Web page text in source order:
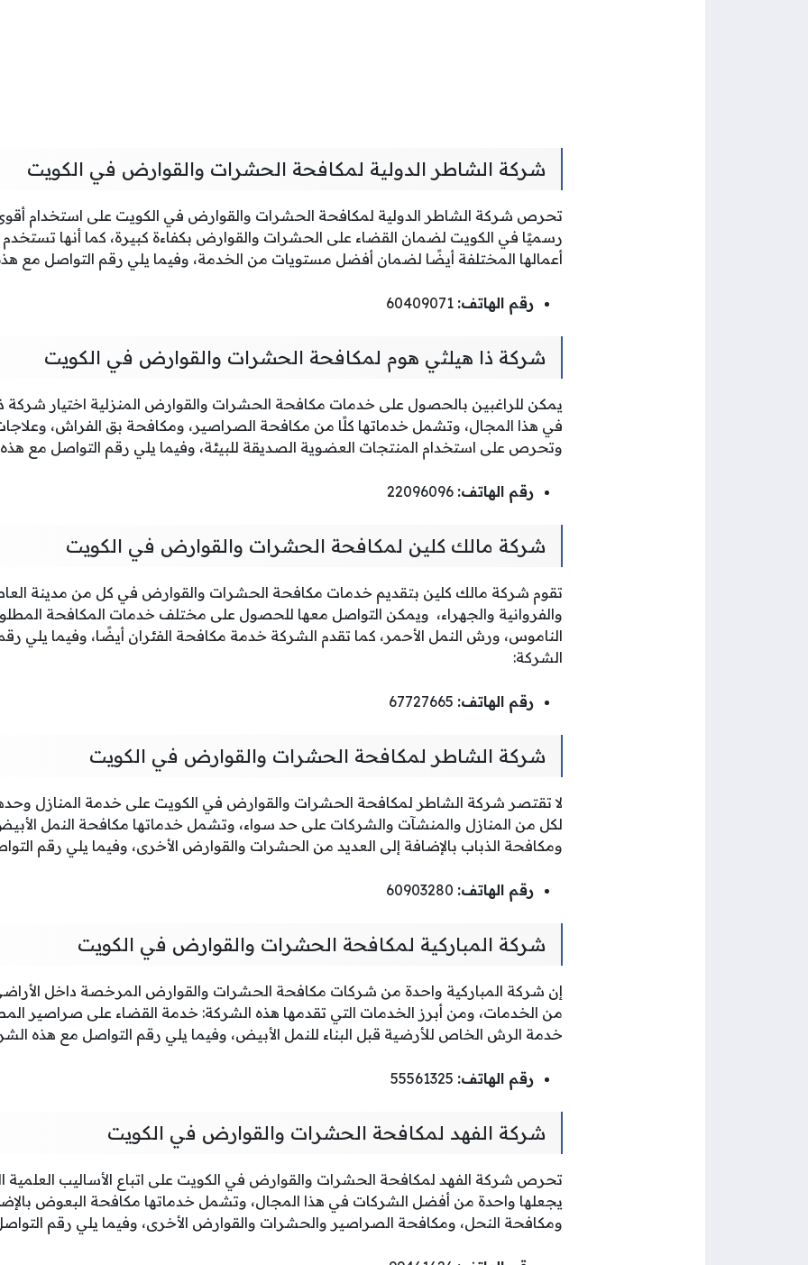
شركة الشاطر الدولية لمكافحة الحشرات والقوارض في الكويت
تحرص شركة الشاطر الدولية لمكافحة الحشرات والقوارض في الكويت على استخدام
رسميًا في الكويت لضمان القضاء على الحشرات والقوارض بكفاءة كبيرة، كما أنها
أعمالها المختلفة أيضًا لضمان أفضل مستويات من الخدمة، وفيما يلي رقم التواصل مع
رقم الهاتف:
شركة ذا هيلثي هوم لمكافحة الحشرات والقوارض في الكويت
يمكن للراغبين بالحصول على خدمات مكافحة الحشرات والقوارض المنزلية اختيار
في هذا المجال، وتشمل خدماتها كلًا من مكافحة الصراصير، ومكافحة بق الفراش،
وتحرص على استخدام المنتجات العضوية الصديقة للبيئة، وفيما يلي رقم التواصل مع
رقم الهاتف:
شركة مالك كلين لمكافحة الحشرات والقوارض في الكويت
تقوم شركة مالك كلين بتقديم خدمات مكافحة الحشرات والقوارض في كل من مدينة
والفروانية والجهراء، ويمكن التواصل معها للحصول على مختلف خدمات المكافحة
الناموس، ورش النمل الأحمر، كما تقدم الشركة خدمة مكافحة الفئران أيضًا، وفيما يلي
الشركة:
رقم الهاتف:
شركة الشاطر لمكافحة الحشرات والقوارض في الكويت
لا تقتصر شركة الشاطر لمكافحة الحشرات والقوارض في الكويت على خدمة المنازل
لكل من المنازل والمنشآت والشركات على حد سواء، وتشمل خدماتها مكافحة النمل
ومكافحة الذباب بالإضافة إلى العديد من الحشرات والقوارض الأخرى، وفيما يلي رقم
رقم الهاتف:
شركة المباركية لمكافحة الحشرات والقوارض في الكويت
إن شركة المباركية واحدة من شركات مكافحة الحشرات والقوارض المرخصة داخل الأراضي
من الخدمات، ومن أبرز الخدمات التي تقدمها هذه الشركة: خدمة القضاء على صراصير
خدمة الرش الخاص للأرضية قبل البناء للنمل الأبيض، وفيما يلي رقم التواصل مع هذه
رقم الهاتف:
شركة الفهد لمكافحة الحشرات والقوارض في الكويت
تحرص شركة الفهد لمكافحة الحشرات والقوارض في الكويت على اتباع الأساليب العلمية
يجعلها واحدة من أفضل الشركات في هذا المجال، وتشمل خدماتها مكافحة البعوض
ومكافحة النحل، ومكافحة الصراصير والحشرات والقوارض الأخرى، وفيما يلي رقم